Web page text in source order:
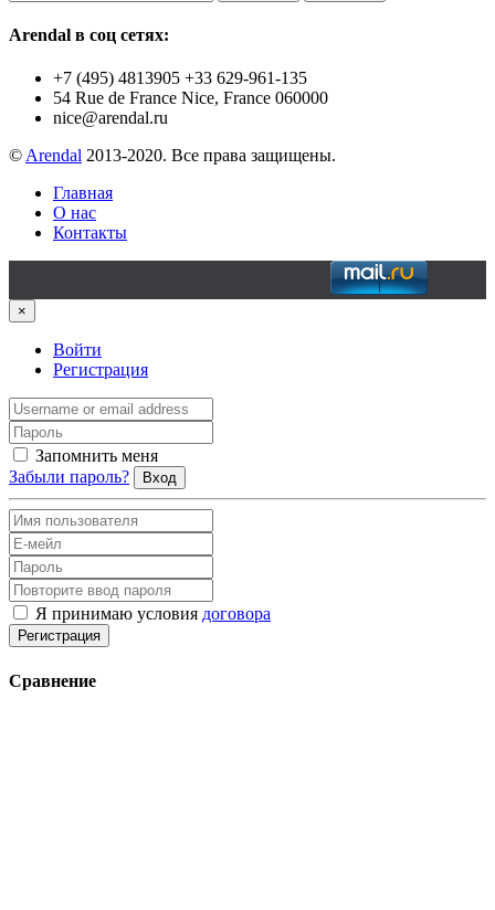
Arendal в соц сетях:
+7 (495) 4813905 +33 629-961-135
54 Rue de France Nice, France 060000
nice@arendal.ru
©Arendal 2013-2020. Все права защищены.
Главная
О нас
Контакты
×
Войти
Регистрация
Запомнить меня
Забыли пароль?
Вход
Я принимаю условия договора
Регистрация
Сравнение